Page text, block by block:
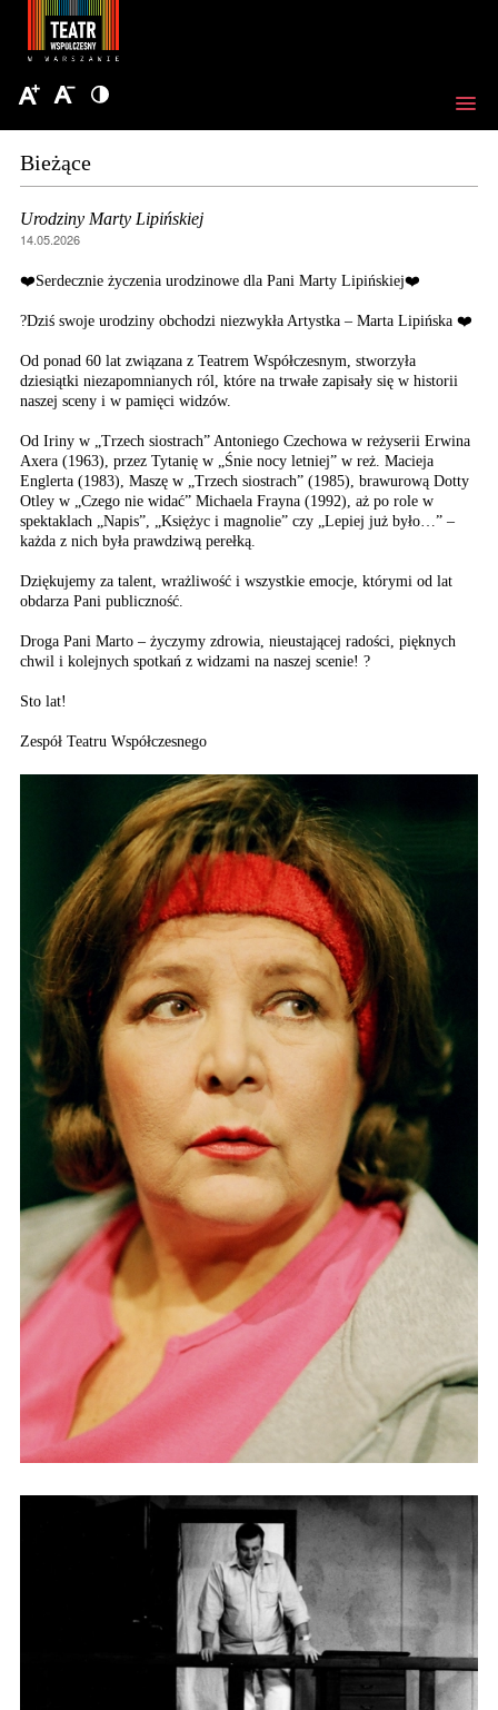
Bieżące
Urodziny Marty Lipińskiej
14.05.2026
❤️Serdecznie życzenia urodzinowe dla Pani Marty Lipińskiej❤️
?Dziś swoje urodziny obchodzi niezwykła Artystka – Marta Lipińska ❤️
Od ponad 60 lat związana z Teatrem Współczesnym, stworzyła
dziesiątki niezapomnianych ról, które na trwałe zapisały się w historii
naszej sceny i w pamięci widzów.
Od Iriny w „Trzech siostrach” Antoniego Czechowa w reżyserii Erwina
Axera (1963), przez Tytanię w „Śnie nocy letniej” w reż. Macieja
Englerta (1983), Maszę w „Trzech siostrach” (1985), brawurową Dotty
Otley w „Czego nie widać” Michaela Frayna (1992), aż po role w
spektaklach „Napis”, „Księżyc i magnolie” czy „Lepiej już było…” –
każda z nich była prawdziwą perełką.
Dziękujemy za talent, wrażliwość i wszystkie emocje, którymi od lat
obdarza Pani publiczność.
Droga Pani Marto – życzymy zdrowia, nieustającej radości, pięknych
chwil i kolejnych spotkań z widzami na naszej scenie! ?
Sto lat!
Zespół Teatru Współczesnego